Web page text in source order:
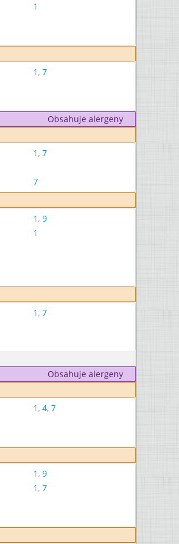
1
1, 7
Obsahuje alergeny
1, 7
7
1, 9
1
1, 7
Obsahuje alergeny
1, 4, 7
1, 9
1, 7